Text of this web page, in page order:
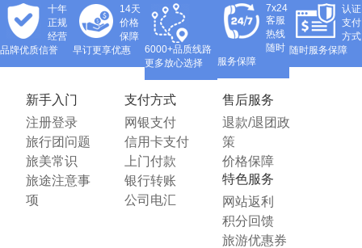
十年
正规
经营
品牌优质信誉
14天
价格
保障
早订更享优惠
6000+品质线路
更多放心选择
7x24
客服
热线
随时
服务保障
认证
支付
方式
随时服务保障
新手入门
注册登录
旅行团问题
旅美常识
旅途注意事
项
支付方式
网银支付
信用卡支付
上门付款
银行转账
公司电汇
售后服务
退款/退团政
策
价格保障
特色服务
网站返利
积分回馈
旅游优惠券